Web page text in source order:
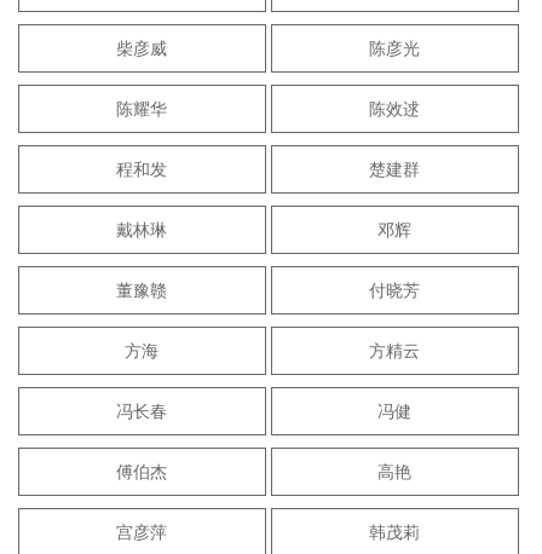
柴彦威 陈彦光
陈耀华 陈效逑
程和发 楚建群
戴林琳 邓辉
董豫赣 付晓芳
方海 方精云
冯长春 冯健
傅伯杰 高艳
宫彦萍 韩茂莉